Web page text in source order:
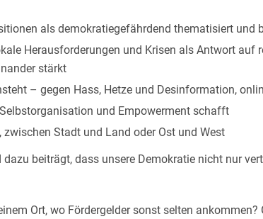
als demokratiegefährdend thematisiert und
Herausforderungen und Krisen als Antwort auf
stärkt
– gegen Hass, Hetze und Desinformation,
und Empowerment schafft
Stadt und Land oder Ost und West
beiträgt, dass unsere Demokratie nicht nur
Ort, wo Fördergelder sonst selten